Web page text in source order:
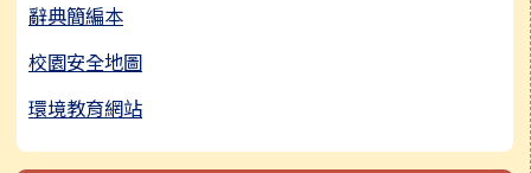
辭典簡編本
校園安全地圖
環境教育網站